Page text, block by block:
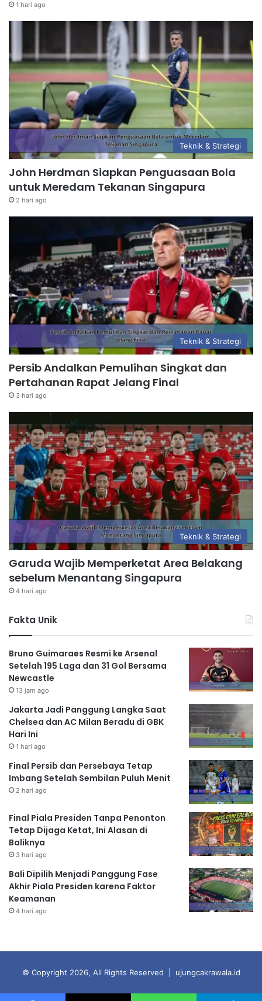
1 hari ago
Teknik & Strategi
John Herdman Siapkan Penguasaan Bola
untuk Meredam Tekanan Singapura
2 hari ago
Teknik & Strategi
Persib Andalkan Pemulihan Singkat dan
Pertahanan Rapat Jelang Final
3 hari ago
Teknik & Strategi
Garuda Wajib Memperketat Area Belakang
sebelum Menantang Singapura
4 hari ago
Fakta Unik
Bruno Guimaraes Resmi ke Arsenal
Setelah 195 Laga dan 31 Gol Bersama
Newcastle
13 jam ago
Jakarta Jadi Panggung Langka Saat
Chelsea dan AC Milan Beradu di GBK
Hari Ini
1 hari ago
Final Persib dan Persebaya Tetap
Imbang Setelah Sembilan Puluh Menit
2 hari ago
Final Piala Presiden Tanpa Penonton
Tetap Dijaga Ketat, Ini Alasan di
Baliknya
3 hari ago
Bali Dipilih Menjadi Panggung Fase
Akhir Piala Presiden karena Faktor
Keamanan
4 hari ago
© Copyright 2026, All Rights Reserved | ujungcakrawala.id